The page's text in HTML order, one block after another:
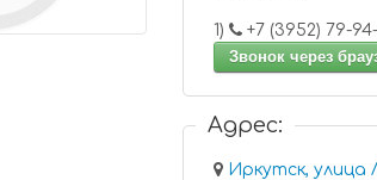
1)
+7 (3952)
Звонок через
Адрес:
Иркутск, улица